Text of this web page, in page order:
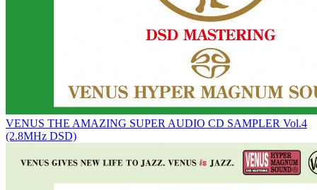
VENUS THE AMAZING SUPER AUDIO CD SAMPLER Vol.4
(2.8MHz DSD)